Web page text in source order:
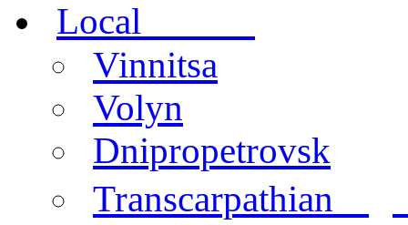
Local
Vinnitsa
Volyn
Dnipropetrovsk
Transcarpathian